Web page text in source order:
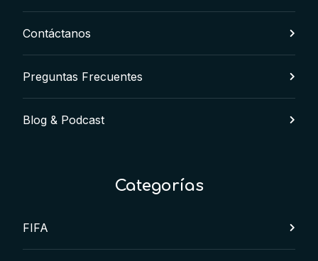
Contáctanos
Preguntas Frecuentes
Blog & Podcast
Categorías
FIFA